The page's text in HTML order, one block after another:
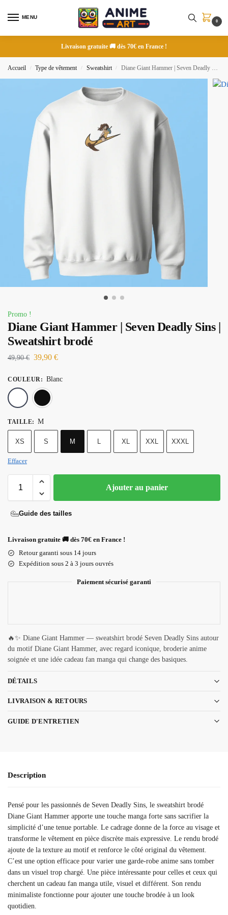
MENU
0
Livraison gratuite 🚚 dès 70€ en France !
Accueil / Type de vêtement / Sweatshirt / Diane Giant Hammer | Seven Deadly Sins | Sweatshirt brodé
Promo !
Diane Giant Hammer | Seven Deadly Sins |
Sweatshirt brodé
49,90€ 39,90 €
COULEUR : Blanc
TAILLE: M
XS S M L XL XXL XXXL
Effacer
Ajouter au panier
Guide des tailles
Livraison gratuite 🚚 dès 70€ en France !
Retour garanti sous 14 jours
Expédition sous 2 à 3 jours ouvrés
Paiement sécurisé garanti
🔥✨ Diane Giant Hammer — sweatshirt brodé Seven Deadly Sins autour
du motif Diane Giant Hammer, avec regard iconique, broderie anime
soignée et une idée cadeau fan manga qui change des basiques.
DÉTAILS
LIVRAISON & RETOURS
GUIDE D'ENTRETIEN
Description
Pensé pour les passionnés de Seven Deadly Sins, le sweatshirt brodé
Diane Giant Hammer apporte une touche manga forte sans sacrifier la
simplicité d’une tenue portable. Le cadrage donne de la force au visage et
transforme le vêtement en pièce discrète mais expressive. Le rendu brodé
ajoute de la texture au motif et renforce le côté original du vêtement.
C’est une option efficace pour varier une garde-robe anime sans tomber
dans un visuel trop chargé. Une pièce intéressante pour celles et ceux qui
cherchent un cadeau fan manga utile, visuel et différent. Son rendu
minimaliste fonctionne pour ajouter une touche brodée à un look
quotidien.